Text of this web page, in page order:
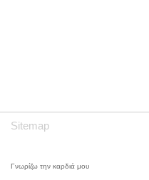
Sitemap
Γνωρίζω την καρδιά μου